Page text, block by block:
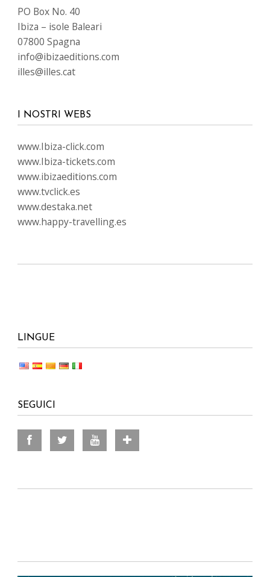
PO Box No. 40
Ibiza – isole Baleari
07800 Spagna
info@ibizaeditions.com
illes@illes.cat
I NOSTRI WEBS
www.Ibiza-click.com
www.Ibiza-tickets.com
www.ibizaeditions.com
www.tvclick.es
www.destaka.net
www.happy-travelling.es
LINGUE
SEGUICI